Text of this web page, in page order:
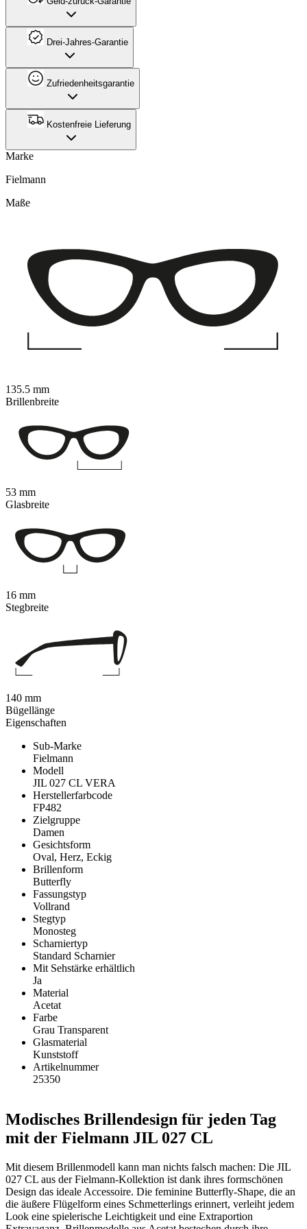
Drei-Jahres-Garantie
Zufriedenheitsgarantie
Kostenfreie Lieferung
Marke
Fielmann
Eigenschaften
Sub-Marke
Fielmann
Modell
JIL 027 CL VERA
Herstellerfarbcode
FP482
Zielgruppe
Damen
Gesichtsform
Oval, Herz, Eckig
Brillenform
Butterfly
Fassungstyp
Vollrand
Stegtyp
Monosteg
Scharniertyp
Standard Scharnier
Mit Sehstärke erhältlich
Ja
Material
Acetat
Farbe
Grau Transparent
Glasmaterial
Kunststoff
Artikelnummer
25350
Modisches Brillendesign für jeden Tag
mit der Fielmann JIL 027 CL
Mit diesem Brillenmodell kann man nichts falsch machen: Die JIL
027 CL aus der Fielmann-Kollektion ist dank ihres formschönen
Design das ideale Accessoire. Die feminine Butterfly-Shape, die an
die äußere Flügelform eines Schmetterlings erinnert, verleiht jedem
Look eine spielerische Leichtigkeit und eine Extraportion
Maße
135.5 mm
Brillenbreite
53 mm
Glasbreite
16 mm
Stegbreite
140 mm
Bügellänge